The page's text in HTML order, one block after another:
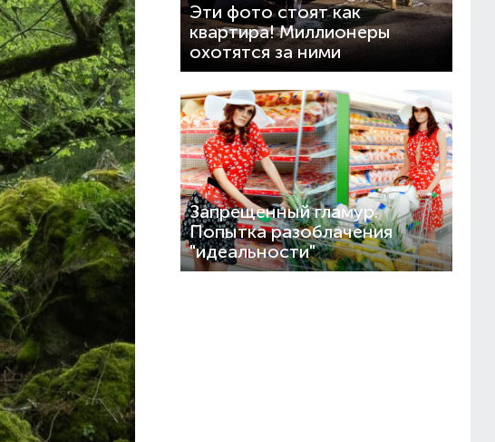
Эти фото стоят как
квартира! Миллионеры
охотятся за ними
Запрещенный гламур.
Попытка разоблачения
"идеальности"